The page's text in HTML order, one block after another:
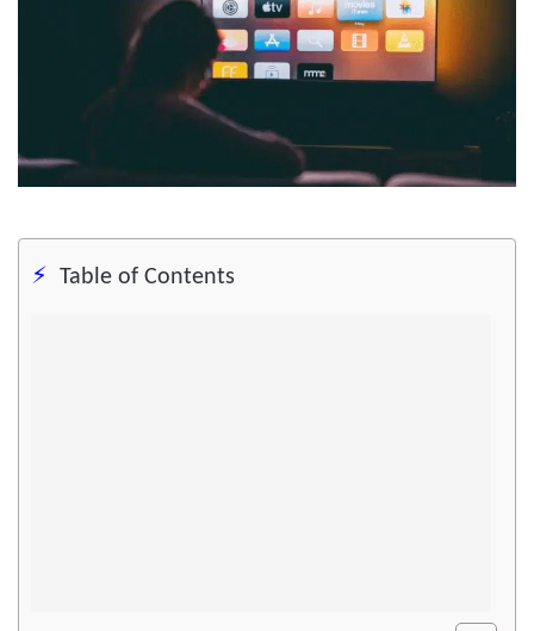
Table of Contents